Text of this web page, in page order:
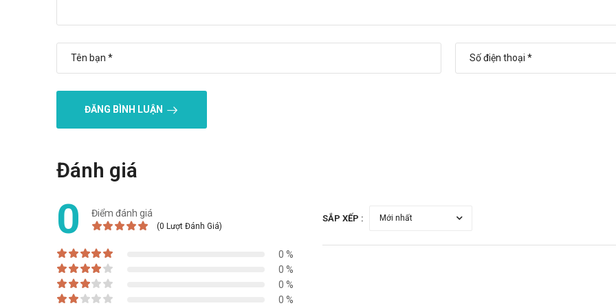
Freshcool Ginger Candy
"Cám ơn quý khách hàng đã tin dùng sản phẩm và dịch vụ tại Sàn thuốc. Chúng tôi cam kết cung cấp các sản phẩm chính hãng,
năng lượng và vui vẻ!"
Tài liệu tham khảo: https://drugbank.vn
ĐĂNG BÌNH LUẬN
Đánh giá
0 Điểm đánh giá
(0 Lượt Đánh Giá)
0 %
0 %
0 %
0 %
SẮP XẾP :